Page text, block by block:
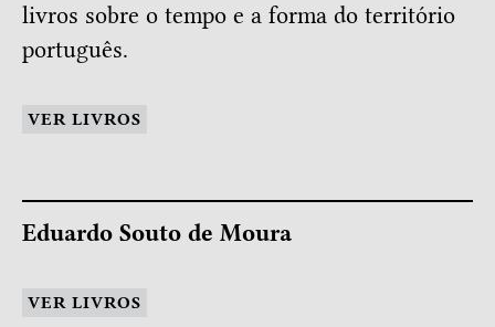
livros sobre o tempo e a forma do território
português.
VER LIVROS
Eduardo Souto de Moura
VER LIVROS